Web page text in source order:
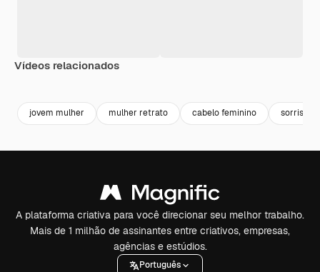
Vídeos relacionados
jovem mulher mulher retrato cabelo feminino sorriso
A plataforma criativa para você direcionar seu melhor trabalho.
Mais de 1 milhão de assinantes entre criativos, empresas,
agências e estúdios.
Português